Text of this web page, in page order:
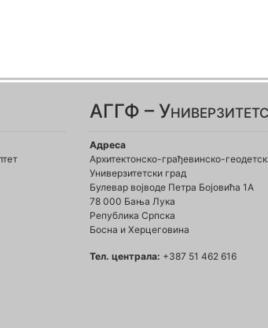
АГГФ –
Адреса
Архитектонско-грађевинско-
Универзитетски град
Булевар војводе Петра Бојовића 1A
78 000 Бања Лука
Република Српска
Босна и Херцеговина
Тел. централа: +387 51 462 616